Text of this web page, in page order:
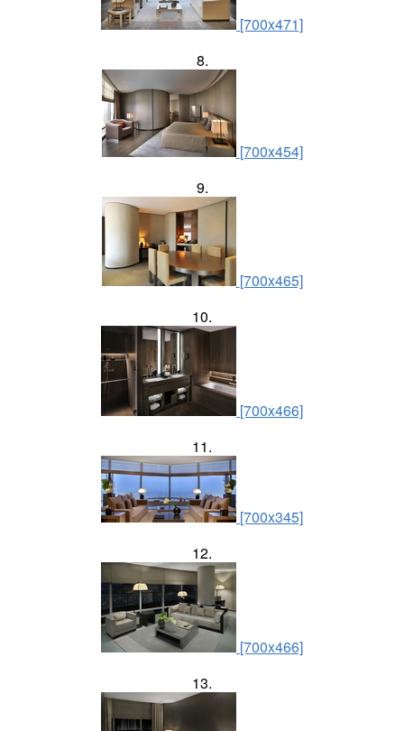
[700x471]
8.
[700x454]
9.
[700x465]
10.
[700x466]
11.
[700x345]
12.
[700x466]
13.